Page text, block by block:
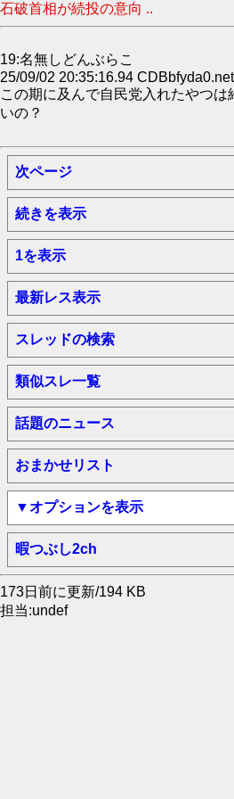
石破首相が続投の意向 ..
19:名無しどんぶらこ
25/09/02 20:35:16.94 CDBbfyda0.net
この期に及んで自民党入れたやつ
いの？
次ページ
続きを表示
1を表示
最新レス表示
スレッドの検索
類似スレ一覧
話題のニュース
おまかせリスト
▼オプションを表示
暇つぶし2ch
173日前に更新/194 KB
担当:undef